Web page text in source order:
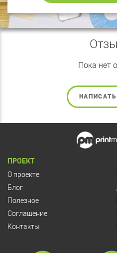
Пока нет
ПРОЕКТ
О проекте
Блог
Полезное
Соглашение
Контакты